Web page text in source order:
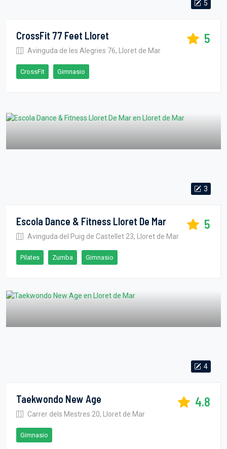
5
CrossFit 77 Feet Lloret
Avinguda de les Alegries 76, Lloret de Mar
5
CrossFit Gimnasio
3
Escola Dance & Fitness Lloret De Mar
Avinguda del Puig de Castellet 23, Lloret de Mar
5
Pilates Zumba Gimnasio
4
Taekwondo New Age
Carrer dels Mestres 20, Lloret de Mar
4.8
Gimnasio